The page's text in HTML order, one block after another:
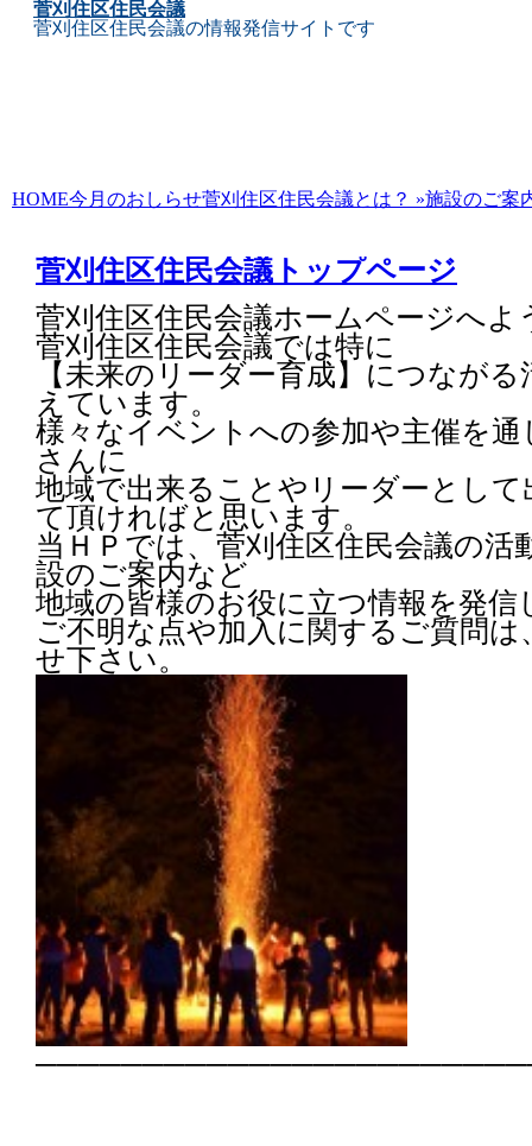
菅刈住区住民会議
菅刈住区住民会議の情報発信サイトです
Skip
HOME今月のおしらせ菅刈住区住民会議とは？ »施設のご案
菅刈住区住民会議トップページ
菅刈住区住民会議ホームページへよ
菅刈住区住民会議では特に
【未来のリーダー育成】につなが
えています。
様々なイベントへの参加や主催を通
さんに
地域で出来ることやリーダーとし
て頂ければと思います。
当ＨＰでは、菅刈住区住民会議の活
設のご案内など
地域の皆様のお役に立つ情報を発信
ご不明な点や加入に関するご質問は
せ下さい。